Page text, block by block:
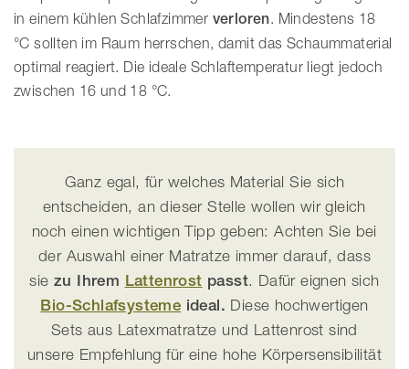
in einem kühlen Schlafzimmer verloren. Mindestens 18
°C sollten im Raum herrschen, damit das Schaummaterial
optimal reagiert. Die ideale Schlaftemperatur liegt jedoch
zwischen 16 und 18 °C.
Ganz egal, für welches Material Sie sich
entscheiden, an dieser Stelle wollen wir gleich
noch einen wichtigen Tipp geben: Achten Sie bei
der Auswahl einer Matratze immer darauf, dass
sie zu Ihrem Lattenrost passt. Dafür eignen sich
Bio-Schlafsysteme ideal. Diese hochwertigen
Sets aus Latexmatratze und Lattenrost sind
unsere Empfehlung für eine hohe Körpersensibilität